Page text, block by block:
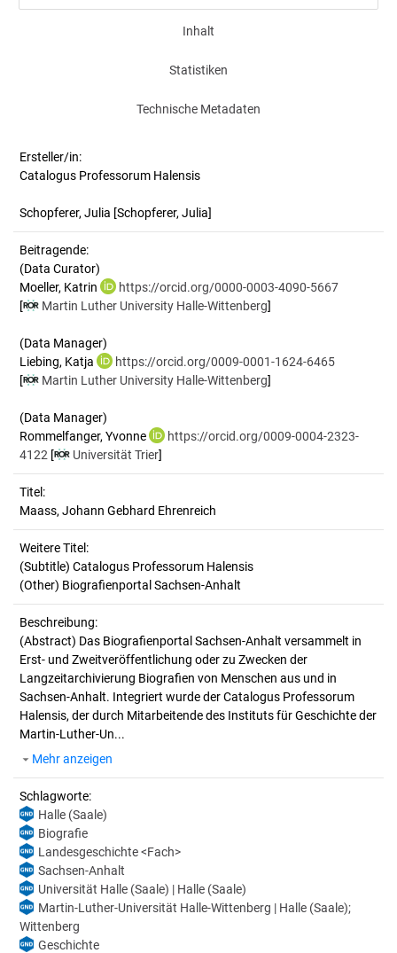
Inhalt
Statistiken
Technische Metadaten
Ersteller/in:
Catalogus Professorum Halensis
Schopferer, Julia [Schopferer, Julia]
Beitragende:
(Data Curator)
Moeller, Katrin
https://orcid.org/0000-0003-4090-5667
[
Martin Luther University Halle-Wittenberg]
(Data Manager)
Liebing, Katja
https://orcid.org/0009-0001-1624-6465
[
Martin Luther University Halle-Wittenberg]
(Data Manager)
Rommelfanger, Yvonne
https://orcid.org/0009-0004-2323-
4122 [ Universität Trier]
Titel:
Maass, Johann Gebhard Ehrenreich
Weitere Titel:
(Subtitle) Catalogus Professorum Halensis
(Other) Biografienportal Sachsen-Anhalt
Beschreibung:
(Abstract) Das Biografienportal Sachsen-Anhalt versammelt in
Erst- und Zweitveröffentlichung oder zu Zwecken der
Langzeitarchivierung Biografien von Menschen aus und in
Sachsen-Anhalt. Integriert wurde der Catalogus Professorum
Halensis, der durch Mitarbeitende des Instituts für Geschichte der
Martin-Luther-Un...
Mehr anzeigen
Schlagworte:
Halle (Saale)
Biografie
Landesgeschichte <Fach>
Sachsen-Anhalt
Universität Halle (Saale) | Halle (Saale)
Martin-Luther-Universität Halle-Wittenberg | Halle (Saale);
Wittenberg
Geschichte